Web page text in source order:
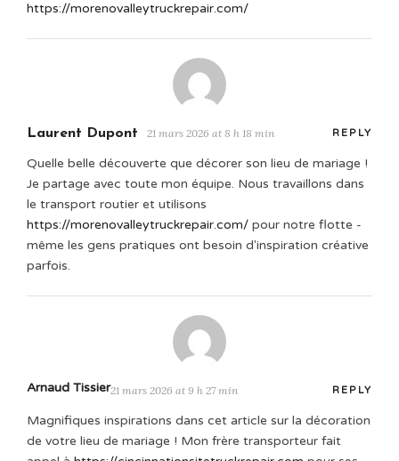
https://morenovalleytruckrepair.com/
Laurent Dupont 21 mars 2026 at 8 h 18 min REPLY
Quelle belle découverte que décorer son lieu de mariage !
Je partage avec toute mon équipe. Nous travaillons dans
le transport routier et utilisons
https://morenovalleytruckrepair.com/ pour notre flotte -
même les gens pratiques ont besoin d'inspiration créative
parfois.
Arnaud Tissier21 mars 2026 at 9 h 27 min REPLY
Magnifiques inspirations dans cet article sur la décoration
de votre lieu de mariage ! Mon frère transporteur fait